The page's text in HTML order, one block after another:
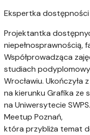
Ekspertka dostępności
Projektantka
niepełnosprawnością,
Współprowadząca
studiach
Wrocławiu. Ukończyła
na kierunku Grafika ze
na Uniwersytecie
Meetup Poznań,
która przybliża temat